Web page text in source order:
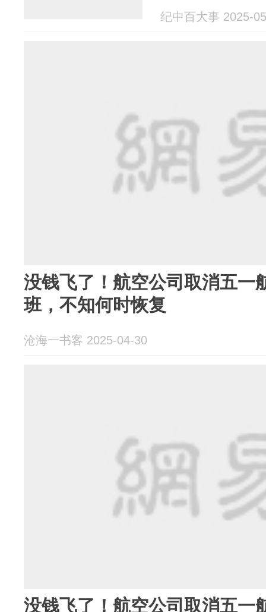
纪中百大事 2025-
没钱飞了！航空公司取消五一
班，不知何时恢复
沧海一书客 2025-04-30
没钱飞了！航空公司取消五一